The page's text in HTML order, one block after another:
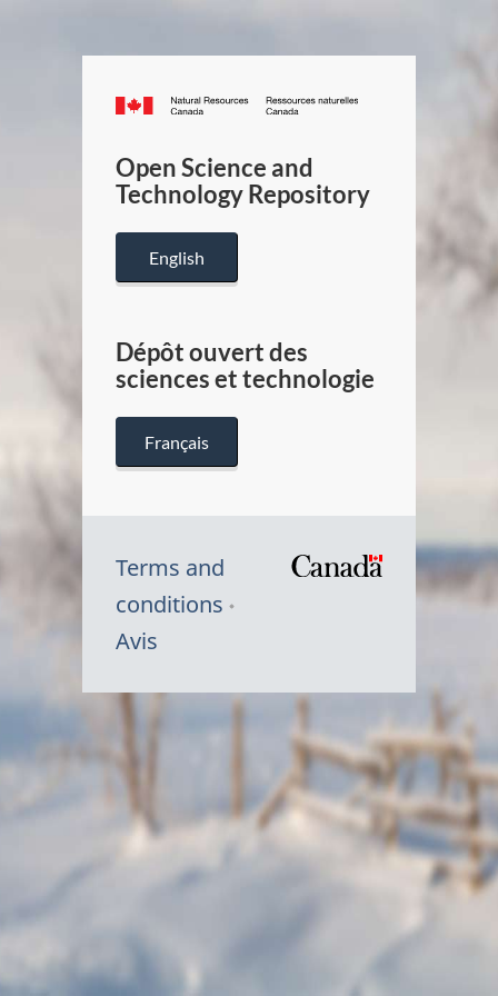
Canada.ca
/
Canada
Open Science and
Technology Repository
English
Dépôt ouvert des
sciences et technologie
Français
Terms and
conditions
Avis
Symbole
Canada